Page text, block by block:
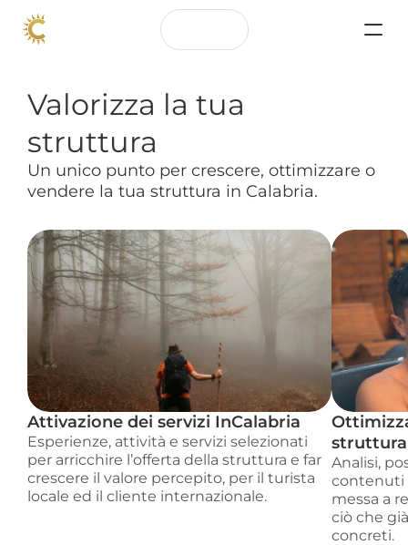
Valorizza la tua
struttura
Un unico punto per crescere, ottimizzare o
vendere la tua struttura in Calabria.
Attivazione dei servizi InCalabria
Esperienze, attività e servizi selezionati
per arricchire l’offerta della struttura e far
crescere il valore percepito, per il turista
locale ed il cliente internazionale.
struttura
Analisi,
contenuti
messa a
ciò che
concreti.